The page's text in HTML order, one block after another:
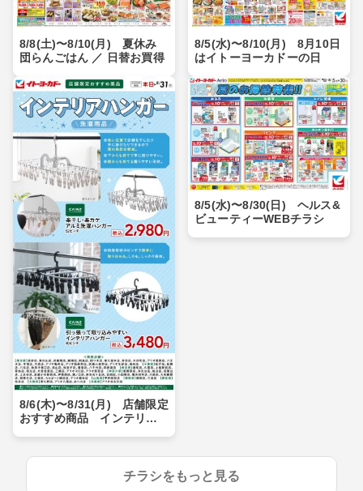
8/8(土)〜8/10(月) 夏休み
団らんごはん ／ 日替お買得
8/5(水)〜8/10(月) 8月10日
はイトーヨーカドーの日
8/6(木)〜8/31(月) 店舗限定
おすすめ商品 インテリア
8/5(水)〜8/30(日) ヘルス&
ビューティーWEBチラシ
チラシをもっと見る